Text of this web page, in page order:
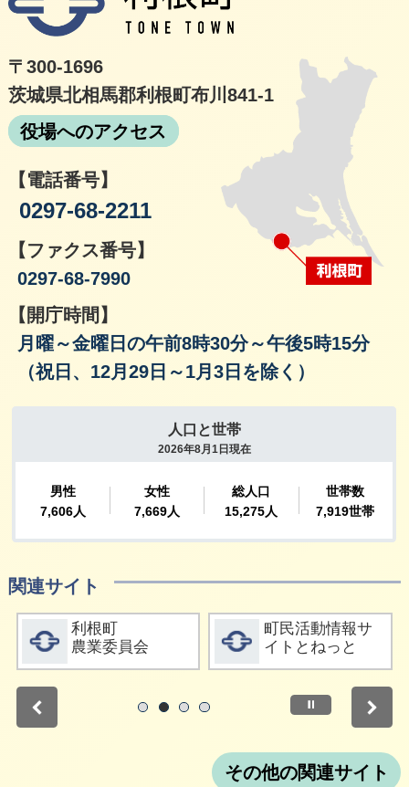
〒300-1696
茨城県北相馬郡利根町布川841-1
役場へのアクセス
【電話番号】
0297-68-2211
【ファクス番号】
0297-68-7990
【開庁時間】
月曜～金曜日の午前8時30分～午後5時15分
（祝日、12月29日～1月3日を除く）
関連サイト
詳細をみる
利根町
農業委員会
詳細をみる
町民活動情報サ
イトとねっと
停止
その他の関連サイト